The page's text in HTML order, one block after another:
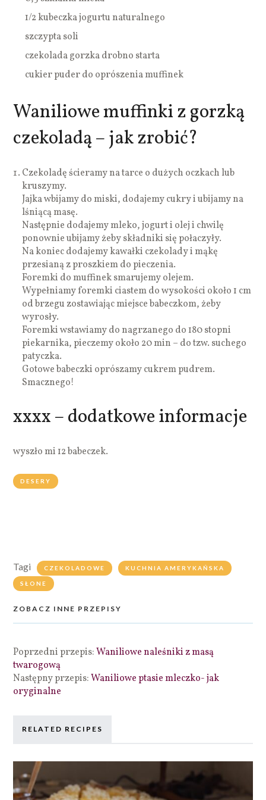
1/2 kubeczka jogurtu naturalnego
szczypta soli
czekolada gorzka drobno starta
cukier puder do oprószenia muffinek
Waniliowe muffinki z gorzką
czekoladą – jak zrobić?
Czekoladę ścieramy na tarce o dużych oczkach lub
kruszymy.
Jajka wbijamy do miski, dodajemy cukry i ubijamy na
lśniącą masę.
Następnie dodajemy mleko, jogurt i olej i chwilę
ponownie ubijamy żeby składniki się połaczyły.
Na koniec dodajemy kawałki czekolady i mąkę
przesianą z proszkiem do pieczenia.
Foremki do muffinek smarujemy olejem.
Wypełniamy foremki ciastem do wysokości około 1 cm
od brzegu zostawiając miejsce babeczkom, żeby
wyrosły.
Foremki wstawiamy do nagrzanego do 180 stopni
piekarnika, pieczemy około 20 min – do tzw. suchego
patyczka.
Gotowe babeczki oprószamy cukrem pudrem.
Smacznego!
xxxx – dodatkowe informacje
wyszło mi 12 babeczek.
DESERY
Tagi CZEKOLADOWE KUCHNIA AMERYKAŃSKA
SŁONE
ZOBACZ INNE PRZEPISY
Poprzedni przepis:Waniliowe naleśniki z masą
twarogową
Następny przepis:Waniliowe ptasie mleczko- jak
oryginalne
RELATED RECIPES